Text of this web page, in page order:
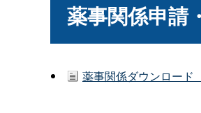
薬事関係申請
薬事関係ダウンロード